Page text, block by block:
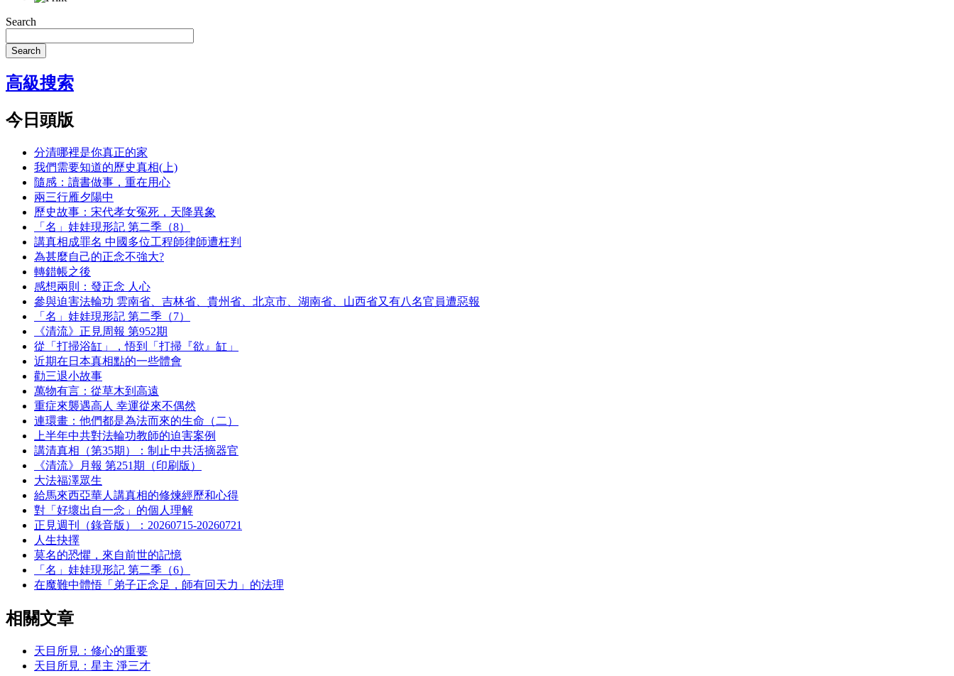
Search
Search
高級搜索
今日頭版
分清哪裡是你真正的家
我們需要知道的歷史真相(上)
隨感：讀書做事，重在用心
兩三行雁夕陽中
歷史故事：宋代孝女冤死，天降異象
「名」娃娃現形記 第二季（8）
講真相成罪名 中國多位工程師律師遭枉判
為甚麼自己的正念不強大?
轉錯帳之後
感想兩則：發正念 人心
參與迫害法輪功 雲南省、吉林省、貴州省、北京市、湖南省、山西省又有八名官員遭惡報
「名」娃娃現形記 第二季（7）
《清流》正見周報 第952期
從「打掃浴缸」，悟到「打掃『欲』缸」
近期在日本真相點的一些體會
勸三退小故事
萬物有言：從草木到高遠
重症來襲遇高人 幸運從來不偶然
連環畫：他們都是為法而來的生命（二）
上半年中共對法輪功教師的迫害案例
講清真相（第35期）：制止中共活摘器官
《清流》月報 第251期（印刷版）
大法福澤眾生
給馬來西亞華人講真相的修煉經歷和心得
對「好壞出自一念」的個人理解
正見週刊（錄音版）：20260715-20260721
人生抉擇
莫名的恐懼，來自前世的記憶
「名」娃娃現形記 第二季（6）
在魔難中體悟「弟子正念足，師有回天力」的法理
相關文章
天目所見：修心的重要
天目所見：星主 淨三才